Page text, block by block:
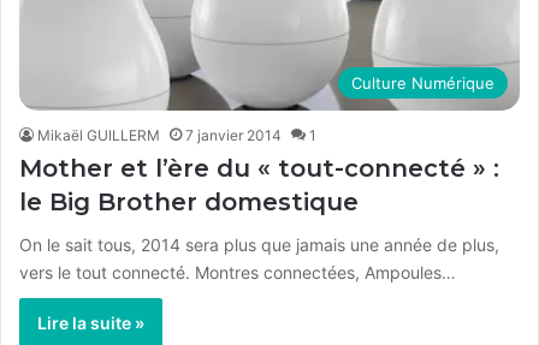
Culture Numérique
Mikaël GUILLERM 7 janvier 2014 1
Mother et l’ère du « tout-connecté » :
le Big Brother domestique
On le sait tous, 2014 sera plus que jamais une année de plus,
vers le tout connecté. Montres connectées, Ampoules…
Lire la suite »